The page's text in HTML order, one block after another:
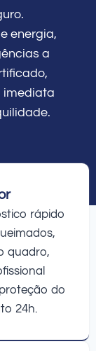
energia,
a
imediata
rápido
quadro,
do
24h.